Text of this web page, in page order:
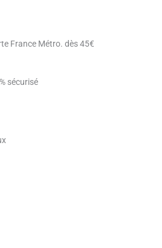
France Métro. dès 45€
sécurisé